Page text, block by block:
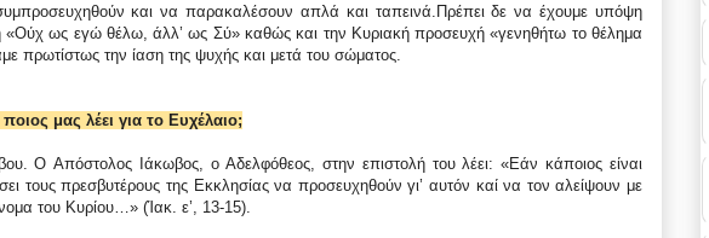
και να παρακαλέσουν απλά και ταπεινά.Πρέπει δε να έχουμε υπόψη
«Ούχ ως εγώ θέλω, άλλ’ ως Σύ» καθώς και την Κυριακή προσευχή «γενηθήτω το θέλημα
πρωτίστως την ίαση της ψυχής και μετά του σώματος.
μας λέει για το Ευχέλαιο;
O Απόστολος Ιάκωβος, o Aδελφόθεος, στην επιστολή του λέει: «Εάν κάποιος είναι
τους πρεσβυτέρους της Εκκλησίας να προσευχηθούν γι’ αυτόν καί να τον αλείψουν με
του Κυρίου…» (Ίακ. ε’, 13-15).